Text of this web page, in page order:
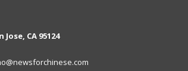
Jose, CA 95124